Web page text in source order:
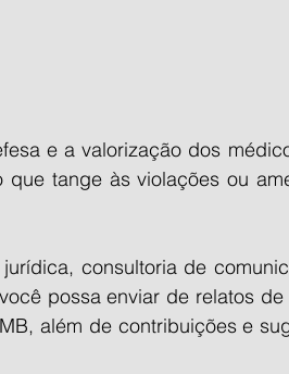
e a valorização dos
tange às violações ou
consultoria de
possa enviar de relatos
além de contribuições e